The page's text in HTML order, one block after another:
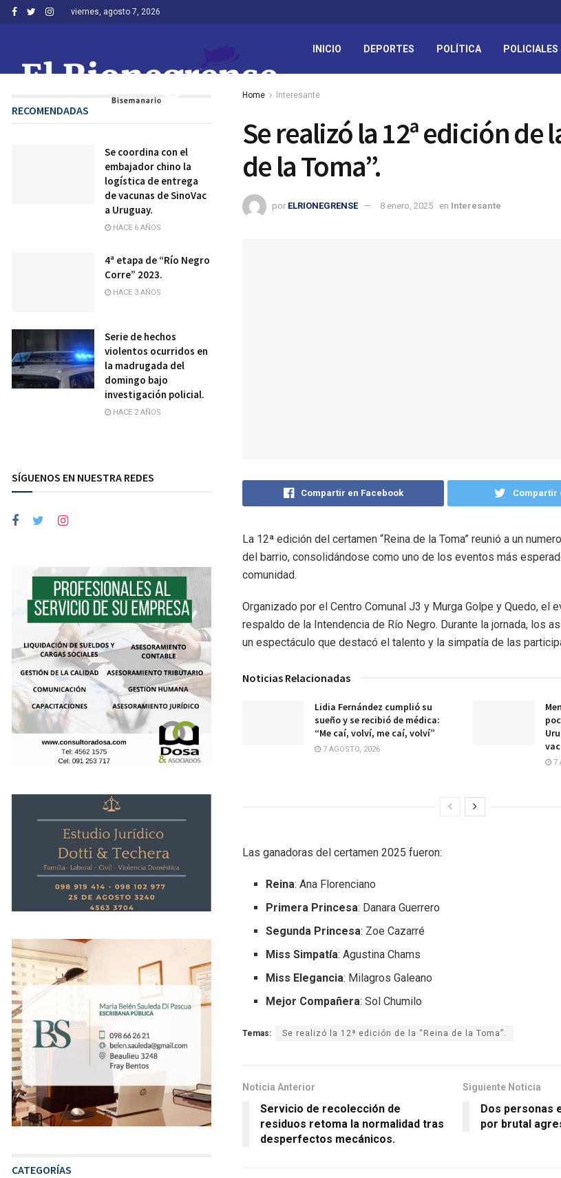
viernes, agosto 7, 2026
INICIO DEPORTES POLÍTICA POLICIALES
Home Interesante
Se realizó la 12ª edición de
de la Toma”.
por ELRIONEGRENSE 8 enero, 2025 en Interesante
Compartir en Facebook Compartir
La 12ª edición del certamen “Reina de la Toma” reunió a un
del barrio, consolidándose como uno de los eventos más
comunidad.
Organizado por el Centro Comunal J3 y Murga Golpe y Quedo, el
respaldo de la Intendencia de Río Negro. Durante la jornada, los
un espectáculo que destacó el talento y la simpatía de las
Noticias Relacionadas
Lidia Fernández cumplió su
sueño y se recibió de médica:
“Me caí, volví, me caí, volví”
7 AGOSTO, 2026
7
Las ganadoras del certamen 2025 fueron:
Reina: Ana Florenciano
Primera Princesa: Danara Guerrero
Segunda Princesa: Zoe Cazarré
Miss Simpatía: Agustina Chams
Miss Elegancia: Milagros Galeano
Mejor Compañera: Sol Chumilo
Temas: Se realizó la 12ª edición de la “Reina de la Toma”.
Noticia Anterior
Servicio de recolección de
residuos retoma la normalidad tras
desperfectos mecánicos.
Siguiente Noticia
Dos personas
por brutal
RECOMENDADAS
Se coordina con el
embajador chino la
logística de entrega
de vacunas de SinoVac
a Uruguay.
HACE 6 AÑOS
4ª etapa de “Río Negro
Corre” 2023.
HACE 3 AÑOS
Serie de hechos
violentos ocurridos en
la madrugada del
domingo bajo
investigación policial.
HACE 2 AÑOS
SÍGUENOS EN NUESTRA REDES
CATEGORÍAS